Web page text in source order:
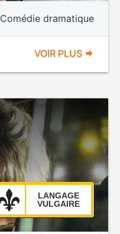
Comédie dramatique
VOIR PLUS
LANGAGE
VULGAIRE